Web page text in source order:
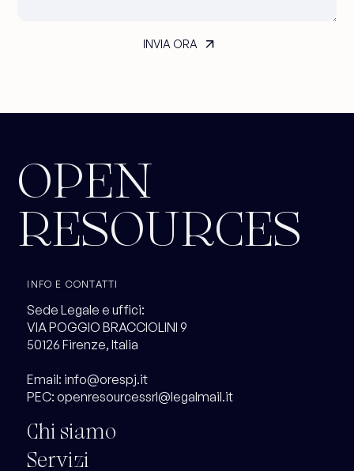
OPEN
RESOURCES
INFO E CONTATTI
Sede Legale e uffici:
VIA POGGIO BRACCIOLINI 9
50126 Firenze, Italia
Email: info@orespj.it
PEC:openresourcessrl@legalmail.it
Chi siamo
Servizi